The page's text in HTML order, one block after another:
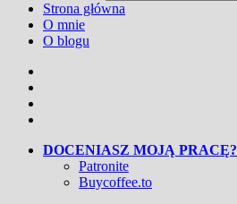
Strona główna
O mnie
O blogu
DOCENIASZ MOJĄ PRACĘ?
Patronite
Buycoffee.to